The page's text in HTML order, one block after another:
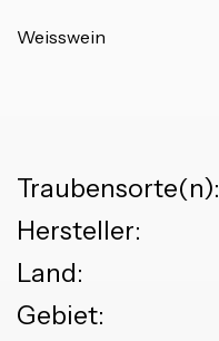
Weisswein
Traubensorte(n):
Hersteller:
Land:
Gebiet: